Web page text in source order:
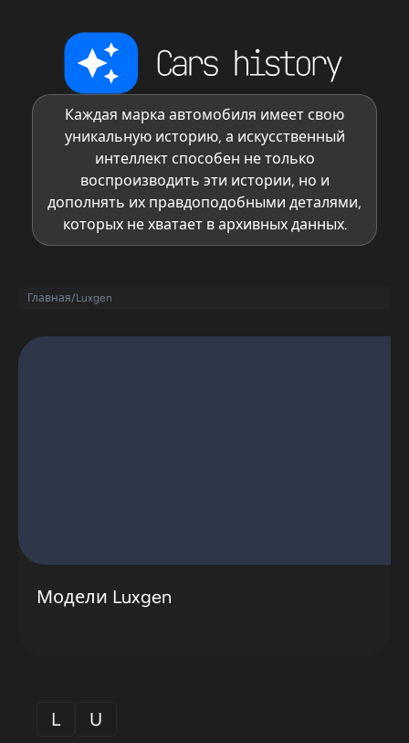
Каждая марка автомобиля имеет свою
уникальную историю, а искусственный
интеллект способен не только
воспроизводить эти истории, но и
дополнять их правдоподобными деталями,
которых не хватает в архивных данных.
Главная/Luxgen
Модели Luxgen
L U